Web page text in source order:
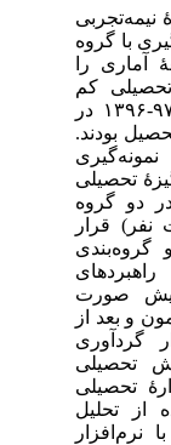
با گروه
آماری را
کم
تشکیل دادند که در سال تحصیلی ۹۷-۱۳۹۶ در
بودند.
تحصیلی
دو گروه
قرار
صورت
و بعد از
گردآوری
تحصیلی‌
تحصیلی
از تحلیل